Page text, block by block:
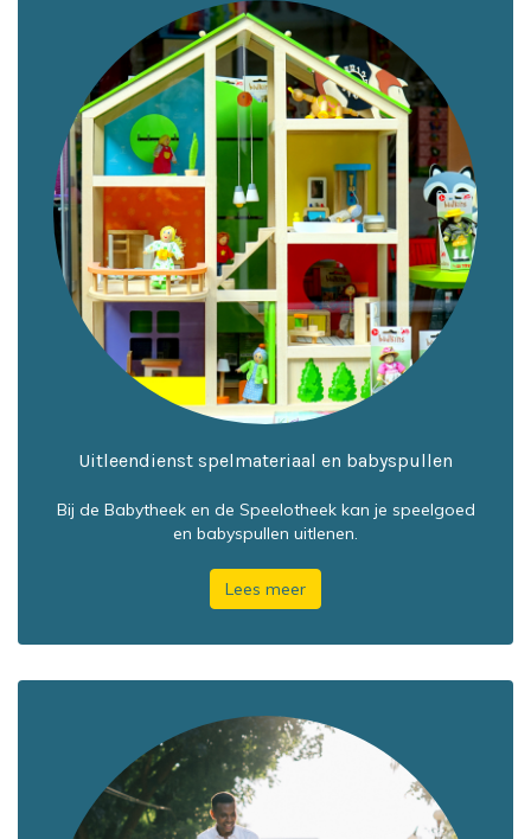
Uitleendienst spelmateriaal en babyspullen
Bij de Babytheek en de Speelotheek kan je speelgoed
en babyspullen uitlenen.
Lees meer